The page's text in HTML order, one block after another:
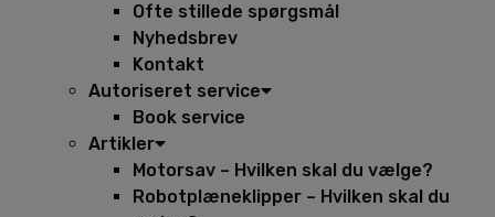
Ofte stillede spørgsmål
Nyhedsbrev
Kontakt
Autoriseret service
Book service
Artikler
Motorsav – Hvilken skal du vælge?
Robotplæneklipper – Hvilken skal du